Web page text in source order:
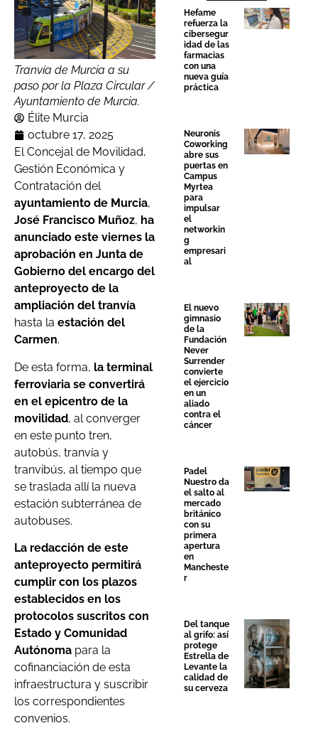
Tranvía de Murcia a su
paso por la Plaza Circular /
Ayuntamiento de Murcia.
Élite Murcia
octubre 17, 2025
El Concejal de Movilidad,
Gestión Económica y
Contratación del
ayuntamiento de Murcia,
José Francisco Muñoz, ha
anunciado este viernes la
aprobación en Junta de
Gobierno del encargo del
anteproyecto de la
ampliación del tranvía
hasta la estación del
Carmen.
De esta forma, la terminal
ferroviaria se convertirá
en el epicentro de la
movilidad, al converger
en este punto tren,
autobús, tranvía y
tranvibús, al tiempo que
se traslada allí la nueva
estación subterránea de
autobuses.
La redacción de este
anteproyecto permitirá
cumplir con los plazos
establecidos en los
protocolos suscritos con
Estado y Comunidad
Autónoma para la
cofinanciación de esta
infraestructura y suscribir
los correspondientes
convenios.
Hefame
refuerza la
cibersegur
idad de las
farmacias
con una
nueva guía
práctica
Neuronis
Coworking
abre sus
puertas en
Campus
Myrtea
para
impulsar
el
networkin
g
empresari
al
El nuevo
gimnasio
de la
Fundación
Never
Surrender
convierte
el ejercicio
en un
aliado
contra el
cáncer
Padel
Nuestro da
el salto al
mercado
británico
con su
primera
apertura
en
Mancheste
r
Del tanque
al grifo: así
protege
Estrella de
Levante la
calidad de
su cerveza